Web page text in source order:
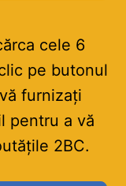
cele 6
pe butonul
furnizați
pentru a vă
2BC.